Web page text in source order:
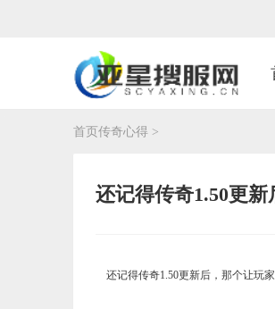
首页 >
传奇心得
还记得传奇1.50更
还记得传奇1.50更新后，那个让玩